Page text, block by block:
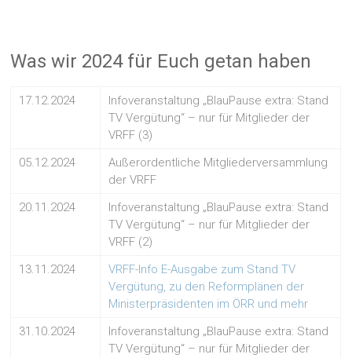
Was wir 2024 für Euch getan haben
17.12.2024
Infoveranstaltung „BlauPause extra: Stand
TV Vergütung“ – nur für Mitglieder der
VRFF (3)
05.12.2024
Außerordentliche Mitgliederversammlung
der VRFF
20.11.2024
Infoveranstaltung „BlauPause extra: Stand
TV Vergütung“ – nur für Mitglieder der
VRFF (2)
13.11.2024
VRFF-Info E-Ausgabe zum Stand TV
Vergütung, zu den Reformplänen der
Ministerpräsidenten im ÖRR und mehr
31.10.2024
Infoveranstaltung „BlauPause extra: Stand
TV Vergütung“ – nur für Mitglieder der